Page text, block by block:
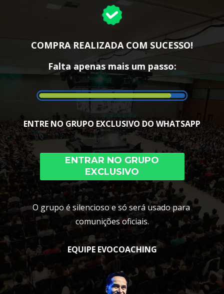
ENTRAR NO GRUPO
EXCLUSIVO
COMPRA REALIZADA COM SUCESSO!
Falta apenas mais um passo:
ENTRE NO GRUPO EXCLUSIVO DO WHATSAPP
O grupo é silencioso e só será usado para
comunições oficiais.
EQUIPE EVOCOACHING